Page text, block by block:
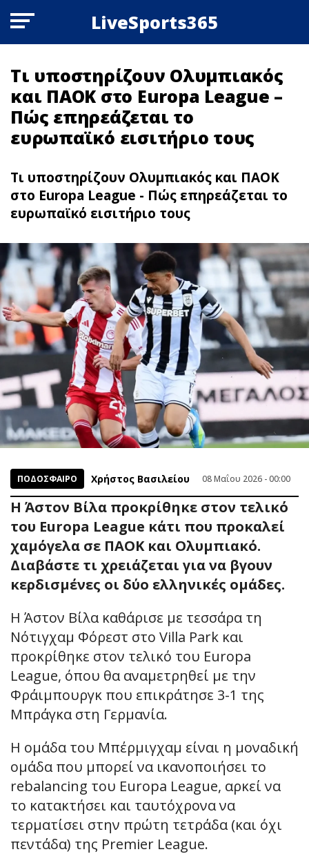
LiveSports365
Τι υποστηρίζουν Ολυμπιακός
και ΠΑΟΚ στο Europa League –
Πώς επηρεάζεται το
ευρωπαϊκό εισιτήριο τους
Τι υποστηρίζουν Ολυμπιακός και ΠΑΟΚ
στο Europa League - Πώς επηρεάζεται το
ευρωπαϊκό εισιτήριο τους
ΠΟΔΟΣΦΑΙΡΟ Χρήστος Βασιλείου 08 Μαΐου 2026 - 00:00
Η Άστον Βίλα προκρίθηκε στον τελικό
του Europa League κάτι που προκαλεί
χαμόγελα σε ΠΑΟΚ και Ολυμπιακό.
Διαβάστε τι χρειάζεται για να βγουν
κερδισμένες οι δύο ελληνικές ομάδες.
Η Άστον Βίλα καθάρισε με τεσσάρα τη
Νότιγχαμ Φόρεστ στο Villa Park και
προκρίθηκε στον τελικό του Europa
League, όπου θα αναμετρηθεί με την
Φράιμπουργκ που επικράτησε 3-1 της
Μπράγκα στη Γερμανία.
Η ομάδα του Μπέρμιγχαμ είναι η μοναδική
ομάδα που μπορεί να ικανοποιήσει το
rebalancing του Europa League, αρκεί να
το κατακτήσει και ταυτόχρονα να
τερματίσει στην πρώτη τετράδα (και όχι
πεντάδα) της Premier League.